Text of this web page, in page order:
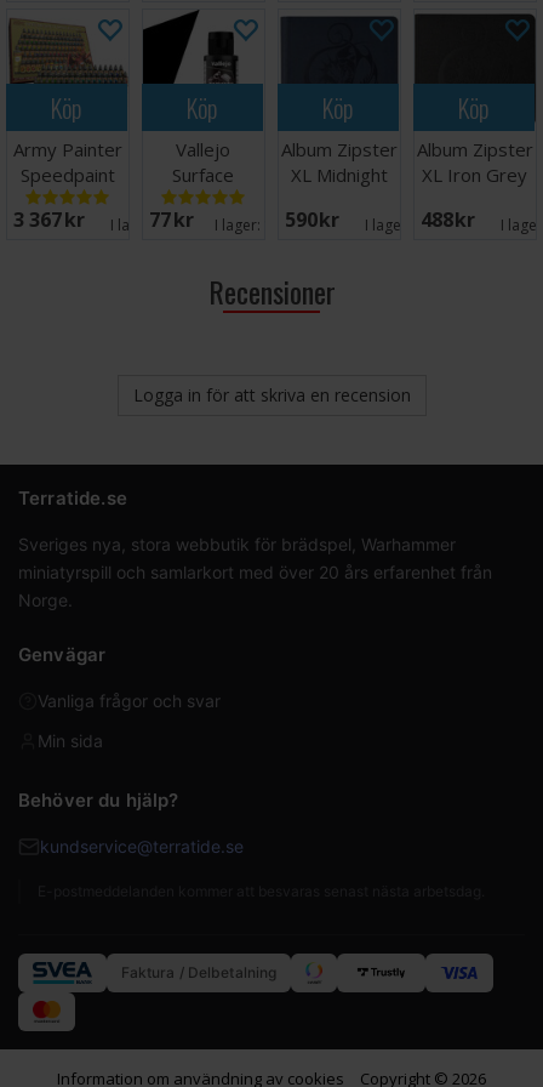
Köp
Army Painter
Speedpaint
Complete Set
2.0
3 367 SEK I lager: 4
Köp
Vallejo
Surface
Primer Black/
Svart 60ml
77 SEK I lager:
Köp
Album Zipster
XL Midnight
pocket
590 SEK I lager: 5
Köp
Album Zipster
XL Iron Grey
488 SEK I
Recensioner
Logga in för att skriva en recension
Terratide.se
Sveriges nya, stora webbutik för brädspel, Warhammer
miniatyrspill och samlarkort med över 20 års erfarenhet från
Norge.
Genvägar
Vanliga frågor och svar
Min sida
Behöver du hjälp?
kundservice@terratide.se
Faktura / Delbetalning
Information om användning av cookies Copyright © 2026